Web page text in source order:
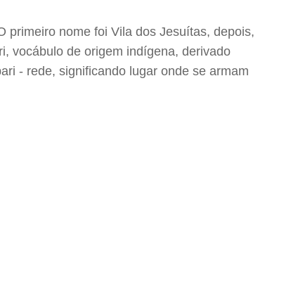
primeiro nome foi Vila dos Jesuítas, depois,
vocábulo de origem indígena, derivado
- rede, significando lugar onde se armam